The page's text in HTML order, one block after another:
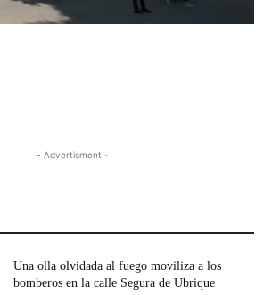
- Advertisment -
Una olla olvidada al fuego moviliza a los
bomberos en la calle Segura de Ubrique